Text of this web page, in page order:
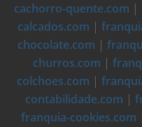
cachorro-quente.com |
calcados.com |
chocolate.com |
churros.com |
colchoes.com |
contabilidade.com |
franquia-cookies.com